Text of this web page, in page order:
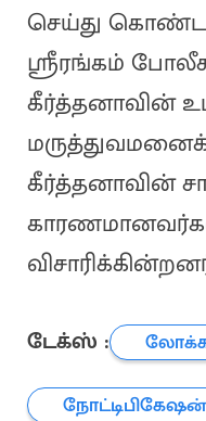
செய்து
ஸ்ரீரங்கம்
கீர்த்தனாவின்
கீர்த்தனாவின்
டேக்ஸ் :
நோட்டிபிகேஷன்